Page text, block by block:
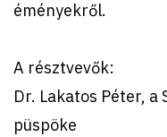
éményekről.
A résztvevők:
Dr. Lakatos Péter, a
püspöke